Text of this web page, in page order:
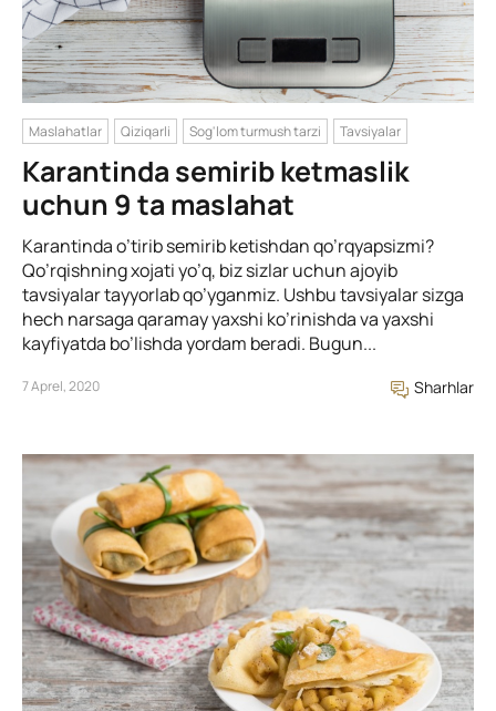
Maslahatlar Qiziqarli Sog'lom turmush tarzi Tavsiyalar
Karantinda semirib ketmaslik
uchun 9 ta maslahat
Karantinda o’tirib semirib ketishdan qo’rqyapsizmi?
Qo’rqishning xojati yo’q, biz sizlar uchun ajoyib
tavsiyalar tayyorlab qo’yganmiz. Ushbu tavsiyalar sizga
hech narsaga qaramay yaxshi ko’rinishda va yaxshi
kayfiyatda bo’lishda yordam beradi. Bugun...
7 Aprel, 2020 Sharhlar